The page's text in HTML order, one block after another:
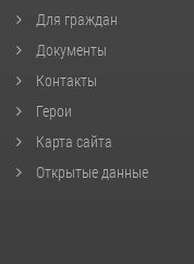
Для граждан
Документы
Контакты
Герои
Карта сайта
Открытые данные